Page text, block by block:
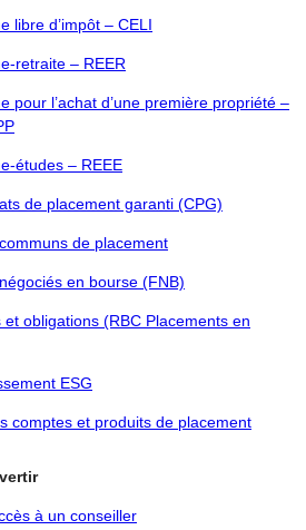
libre d’impôt – CELI
retraite – REER
pour l’achat d’une première propriété –
études – REEE
de placement garanti (CPG)
de placement
en bourse (FNB)
et obligations (RBC Placements en
ESG
comptes et produits de placement
à un conseiller